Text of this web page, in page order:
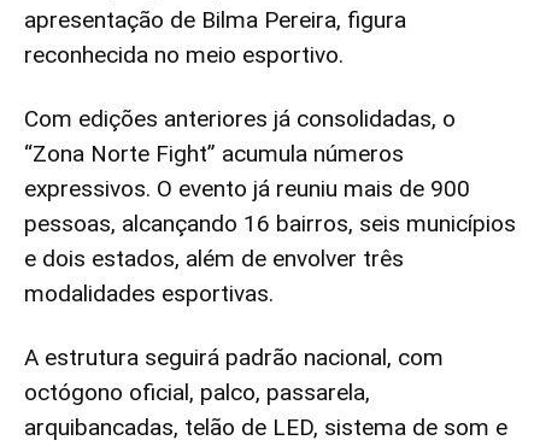
apresentação de Bilma Pereira, figura
reconhecida no meio esportivo.
Com edições anteriores já consolidadas, o
“Zona Norte Fight” acumula números
expressivos. O evento já reuniu mais de 900
pessoas, alcançando 16 bairros, seis municípios
e dois estados, além de envolver três
modalidades esportivas.
A estrutura seguirá padrão nacional, com
octógono oficial, palco, passarela,
arquibancadas, telão de LED, sistema de som e